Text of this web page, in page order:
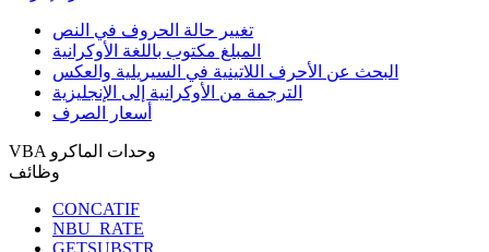
تغيير حالة الحروف في النص
المبلغ مكتوب باللغة الأوكرانية
البحث عن الأحرف اللاتينية في السيريلية والعكس
الترجمة من الأوكرانية إلى الإنجليزية
أسعار الصرف
VBA وحدات الماكرو
وظائف
CONCATIF
NBU_RATE
GETSUBSTR